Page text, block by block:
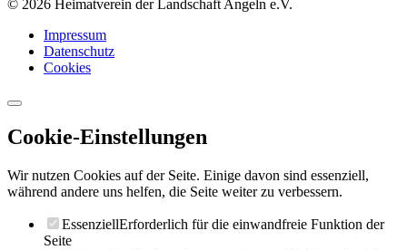
© 2026 Heimatverein der Landschaft Angeln e.V.
Impressum
Datenschutz
Cookies
Cookie-Einstellungen
Wir nutzen Cookies auf der Seite. Einige davon sind essenziell,
während andere uns helfen, die Seite weiter zu verbessern.
EssenziellErforderlich für die einwandfreie Funktion der
Seite